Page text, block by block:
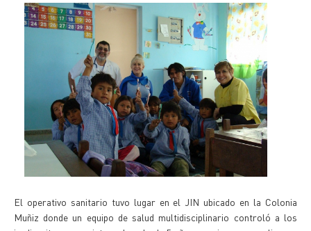
El operativo sanitario tuvo lugar en el JIN ubicado en la Colonia
Muñiz donde un equipo de salud multidisciplinario controló a los